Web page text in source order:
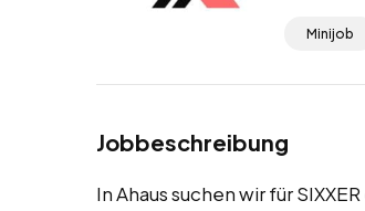
Minijob
Jobbeschreibung
In Ahaus suchen wir für